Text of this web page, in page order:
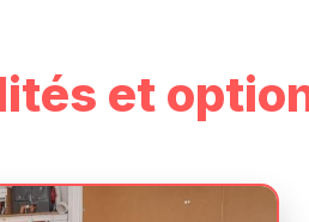
et